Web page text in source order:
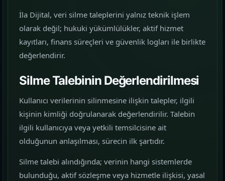
Mobil Uygulama Kodlama
MOBIL ÜRÜN
SEO & Dijital Pazarlama
ARAMA GÖRÜNÜRLÜĞÜ
Google Reklam Yönetimi
KAMPANYA YÖNETIMI
MARKA İLETIŞIMI
İla Dijital, veri silme taleplerini yalnız teknik işlem
olarak değil; hukuki yükümlülükler, aktif hizmet
kayıtları, finans süreçleri ve güvenlik logları ile birlikte
değerlendirir.
Silme Talebinin Değerlendirilmesi
Kullanıcı verilerinin silinmesine ilişkin talepler, ilgili
kişinin kimliği doğrulanarak değerlendirilir. Talebin
ilgili kullanıcıya veya yetkili temsilcisine ait
olduğunun anlaşılması, sürecin ilk şartıdır.
Silme talebi alındığında; verinin hangi sistemlerde
bulunduğu, aktif sözleşme veya hizmetle ilişkisi, yasal